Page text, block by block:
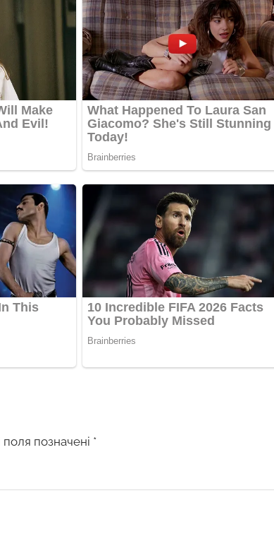
поля позначені *